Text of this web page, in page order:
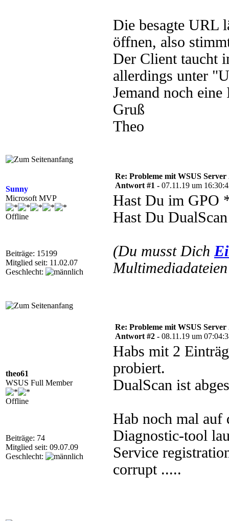
Die besagte URL
öffnen, also
Der Client taucht
allerdings unter
Jemand noch eine
Gruß
Theo
Sunny
Microsoft MVP
Offline
Beiträge: 15199
Mitglied seit: 11.02.07
Geschlecht:
Re: Probleme mit WSUS Server
Antwort #1 - 07.11.19 um
Hast Du im GPO
Hast Du
(Du musst Dich
theo61
WSUS Full Member
Offline
Beiträge: 74
Mitglied seit: 09.07.09
Geschlecht:
Re: Probleme mit WSUS Server
Antwort #2 - 08.11.19 um
Habs mit 2
probiert.
DualScan ist
Hab noch mal
Diagnostic-tool
Service
corrupt .....